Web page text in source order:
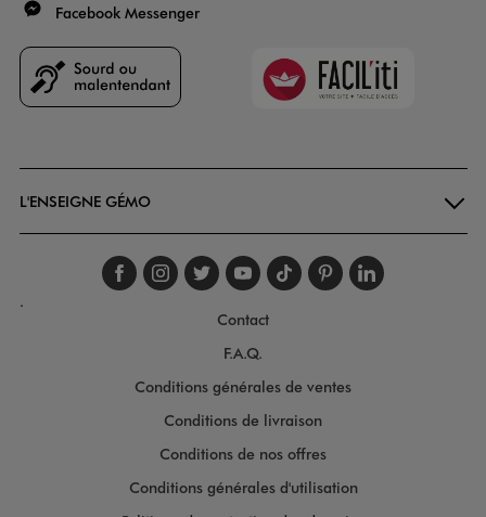
Facebook Messenger
Faciliti
L'ENSEIGNE GÉMO
Suivez-nous sur
Suivez-nous sur
Suivez-nous sur
Suivez-nous
Suivez-nous
Suivez-
.
Contact
F.A.Q.
Conditions générales de ventes
Conditions de livraison
Conditions de nos offres
Conditions générales d'utilisation